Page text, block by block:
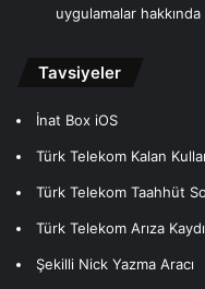
uygulamalar
Tavsiyeler
İnat Box iOS
Türk Telekom Kalan
Türk Telekom Taahhüt
Türk Telekom Arıza
Şekilli Nick Yazma Aracı